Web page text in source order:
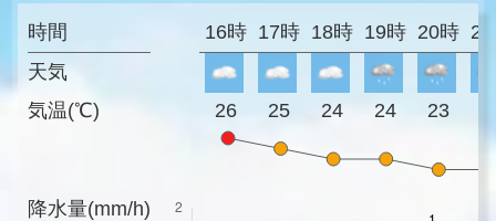
時間
天気
気温(℃)
降水量(mm/h)
16時 17時 18時 19時 20時
26 25 24 24 23